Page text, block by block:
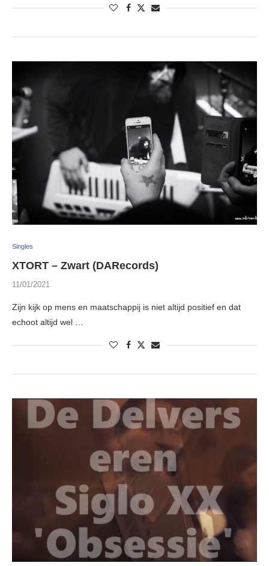
Singles
XTORT – Zwart (DARecords)
11/01/2021
Zijn kijk op mens en maatschappij is niet altijd positief en dat
echoot altijd wel …